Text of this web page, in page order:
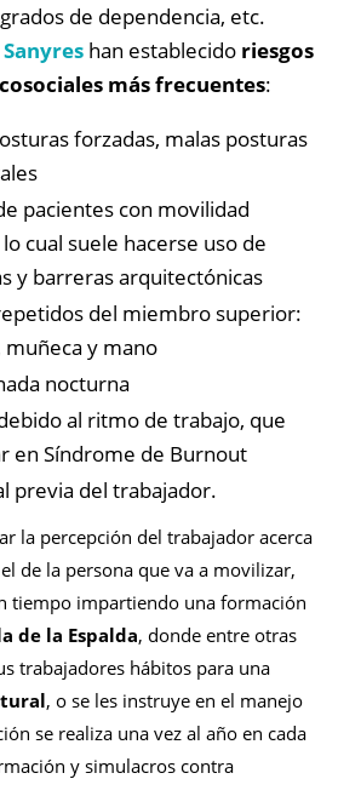
de dependencia, etc.
Sanyres han establecido riesgos
más frecuentes:
forzadas, malas posturas
pacientes con movilidad
cual suele hacerse uso de
y barreras arquitectónicas
del miembro superior:
y mano
nocturna
al ritmo de trabajo, que
en Síndrome de Burnout
previa del trabajador.
la percepción del trabajador acerca
de la persona que va a movilizar,
tiempo impartiendo una formación
de la Espalda, donde entre otras
trabajadores hábitos para una
, o se les instruye en el manejo
se realiza una vez al año en cada
y simulacros contra